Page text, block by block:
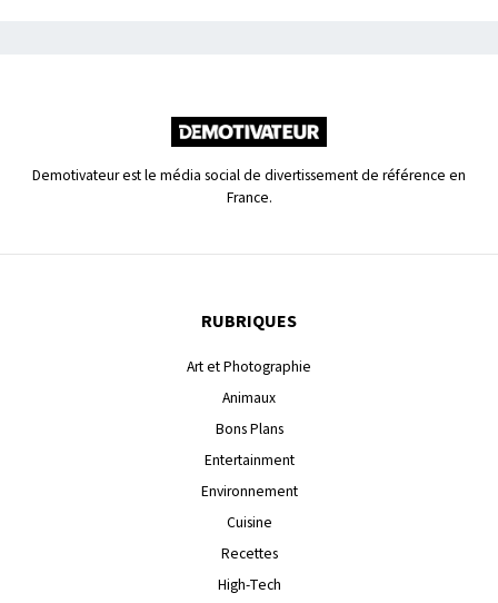
Demotivateur est le média social de divertissement de référence en
France.
RUBRIQUES
Art et Photographie
Animaux
Bons Plans
Entertainment
Environnement
Cuisine
Recettes
High-Tech